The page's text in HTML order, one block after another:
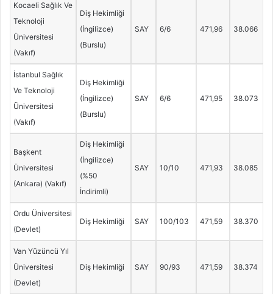
Kocaeli Sağlık Ve
Teknoloji
Üniversitesi
(Vakıf)
Diş Hekimliği
(İngilizce)
(Burslu)
SAY 6/6 471,96 38.066
İstanbul Sağlık
Ve Teknoloji
Üniversitesi
(Vakıf)
Diş Hekimliği
(İngilizce)
(Burslu)
SAY 6/6 471,95 38.073
Başkent
Üniversitesi
(Ankara) (Vakıf)
Diş Hekimliği
(İngilizce)
(%50
İndirimli)
SAY 10/10 471,93 38.085
Ordu Üniversitesi
(Devlet)
Diş Hekimliği SAY 100/103 471,59 38.370
Van Yüzüncü Yıl
Üniversitesi
(Devlet)
Diş Hekimliği SAY 90/93 471,59 38.374